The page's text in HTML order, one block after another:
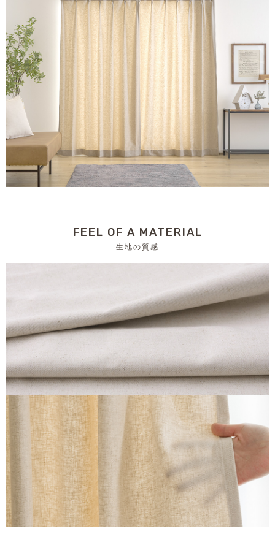
FEEL OF A MATERIAL
生地の質感